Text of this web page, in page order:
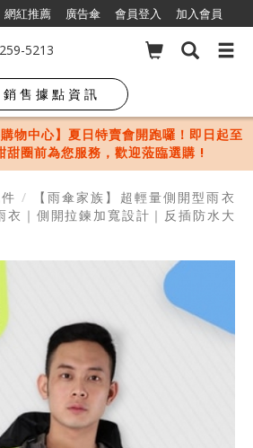
加入會員
會員登入
廣告傘
網紅推薦
5213
銷售據點資訊
物中心】夏日特賣會開跑囉！即日起至
圈前為您服務，歡迎蒞臨選購 !
/
【雨傘家族】超輕量側開型雨衣
衣｜側開拉鍊加寬設計｜反插防水大